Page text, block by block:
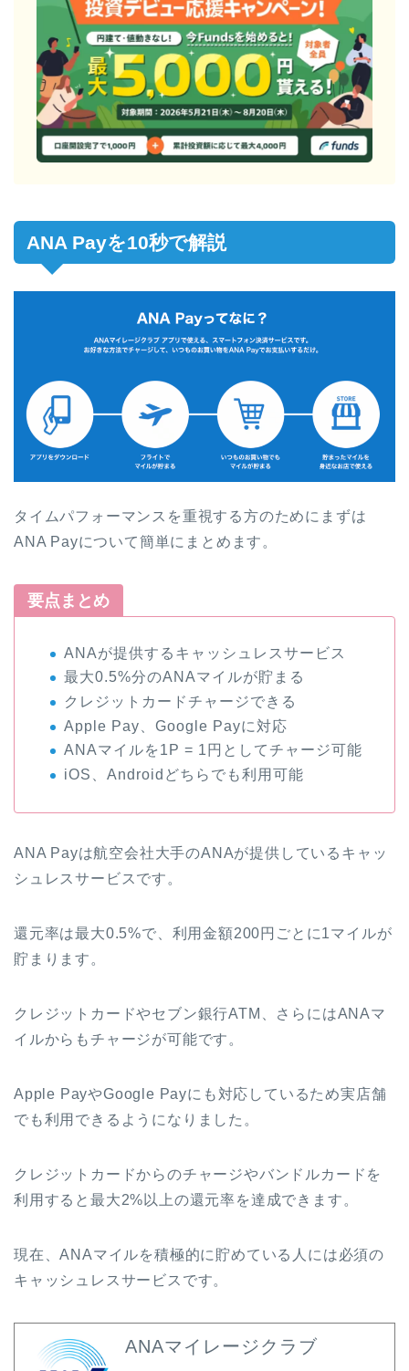
ANA Payを10秒で解説
タイムパフォーマンスを重視する方のためにまずは
ANA Payについて簡単にまとめます。
要点まとめ
ANAが提供するキャッシュレスサービス
最大0.5%分のANAマイルが貯まる
クレジットカードチャージできる
Apple Pay、Google Payに対応
ANAマイルを1P = 1円としてチャージ可能
iOS、Androidどちらでも利用可能
ANA Payは航空会社大手のANAが提供しているキャッ
シュレスサービスです。
還元率は最大0.5%で、利用金額200円ごとに1マイルが
貯まります。
クレジットカードやセブン銀行ATM、さらにはANAマ
イルからもチャージが可能です。
Apple PayやGoogle Payにも対応しているため実店舗
でも利用できるようになりました。
クレジットカードからのチャージやバンドルカードを
利用すると最大2%以上の還元率を達成できます。
現在、ANAマイルを積極的に貯めている人には必須の
キャッシュレスサービスです。
ANAマイレージクラブ